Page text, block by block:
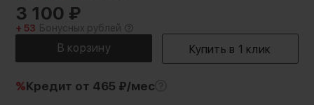
3 100 ₽
+ 53 Бонусных рублей
%Кредит от 465 ₽/мес